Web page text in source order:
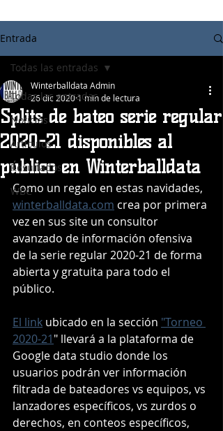
Entrada
Todas las entradas
Noticias
Articulos
Resultados
WBC
Todas las entradas
Splits de bateo serie regular
2020-21 disponibles al
público en Winterballdata
Winterballdata Admin
26 dic 20201 min de lectura
Como un regalo en estas navidades,
winterballdata.com crea por primera
vez en sus site un consultor
avanzado de información ofensiva
de la serie regular 2020-21 de forma
abierta y gratuita para todo el
público.
El link ubicado en la sección "Torneo
2020-21" llevará a la plataforma de
Google data studio donde los
usuarios podrán ver información
filtrada de bateadores vs equipos, vs
lanzadores específicos, vs zurdos o
derechos, en conteos específicos,